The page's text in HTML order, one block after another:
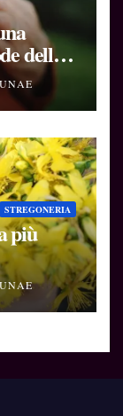
delle
STREGONERIA
più